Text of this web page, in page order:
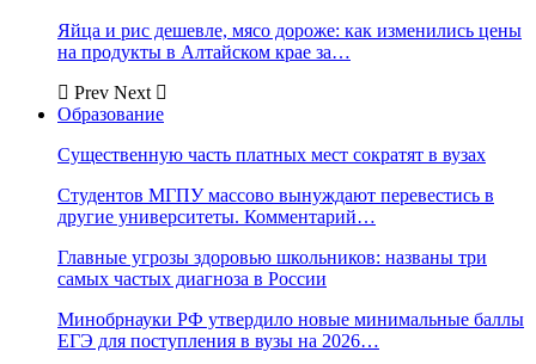
Яйца и рис дешевле, мясо дороже: как изменились цены
на продукты в Алтайском крае за…
Prev Next
Образование
Существенную часть платных мест сократят в вузах
Студентов МГПУ массово вынуждают перевестись в
другие университеты. Комментарий…
Главные угрозы здоровью школьников: названы три
самых частых диагноза в России
Минобрнауки РФ утвердило новые минимальные баллы
ЕГЭ для поступления в вузы на 2026…